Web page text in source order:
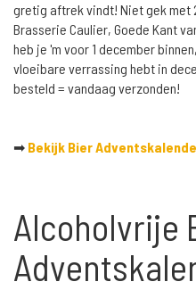
gretig aftrek vindt! Niet gek met
Brasserie Caulier, Goede Kant
heb je 'm voor 1 december
vloeibare verrassing hebt in
besteld = vandaag verzonden!
➡ Bekijk Bier
Alcoholvrije